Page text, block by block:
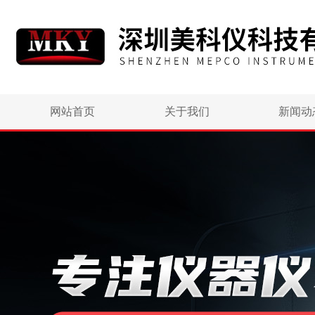
网站首页 关于我们 新闻动